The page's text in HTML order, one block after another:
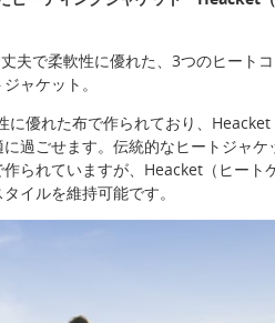
夫で柔軟性に優れた、3つのヒート
ャケット。
に優れた布で作られており、Heacket
過ごせます。伝統的なヒートジャケ
られていますが、Heacket（ヒート
イルを維持可能です。